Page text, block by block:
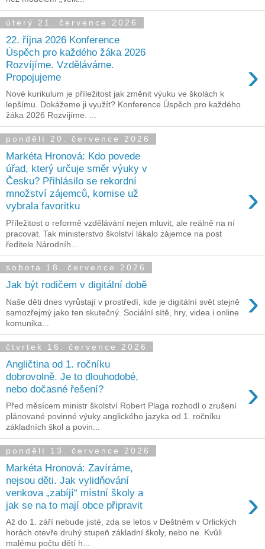
úterý 21. července 2026
22. října 2026 Konference
Úspěch pro každého žáka 2026
Rozvíjíme. Vzděláváme.
Propojujeme
›
Nové kurikulum je příležitost jak změnit výuku ve školách k
lepšímu. Dokážeme ji využít? Konference Úspěch pro každého
žáka 2026 Rozvíjíme. ...
pondělí 20. července 2026
Markéta Hronová: Kdo povede
úřad, který určuje směr výuky v
Česku? Přihlásilo se rekordní
množství zájemců, komise už
vybrala favoritku
›
Příležitost o reformě vzdělávání nejen mluvit, ale reálně na ní
pracovat. Tak ministerstvo školství lákalo zájemce na post
ředitele Národníh...
sobota 18. července 2026
Jak být rodičem v digitální době ›
Naše děti dnes vyrůstají v prostředí, kde je digitální svět stejně
samozřejmý jako ten skutečný. Sociální sítě, hry, videa i online
komunika...
čtvrtek 16. července 2026
Angličtina od 1. ročníku
dobrovolně. Je to dlouhodobé,
nebo dočasné řešení?
›
Před měsícem ministr školství Robert Plaga rozhodl o zrušení
plánované povinné výuky anglického jazyka od 1. ročníku
základních škol a povin...
pondělí 13. července 2026
Markéta Hronová: Zavíráme,
nejsou děti. Jak vylidňování
venkova „zabíjí“ místní školy a
jak se na to mají obce připravit
›
Až do 1. září nebude jisté, zda se letos v Deštném v Orlických
horách otevře druhý stupeň základní školy, nebo ne. Kvůli
malému počtu dětí h...